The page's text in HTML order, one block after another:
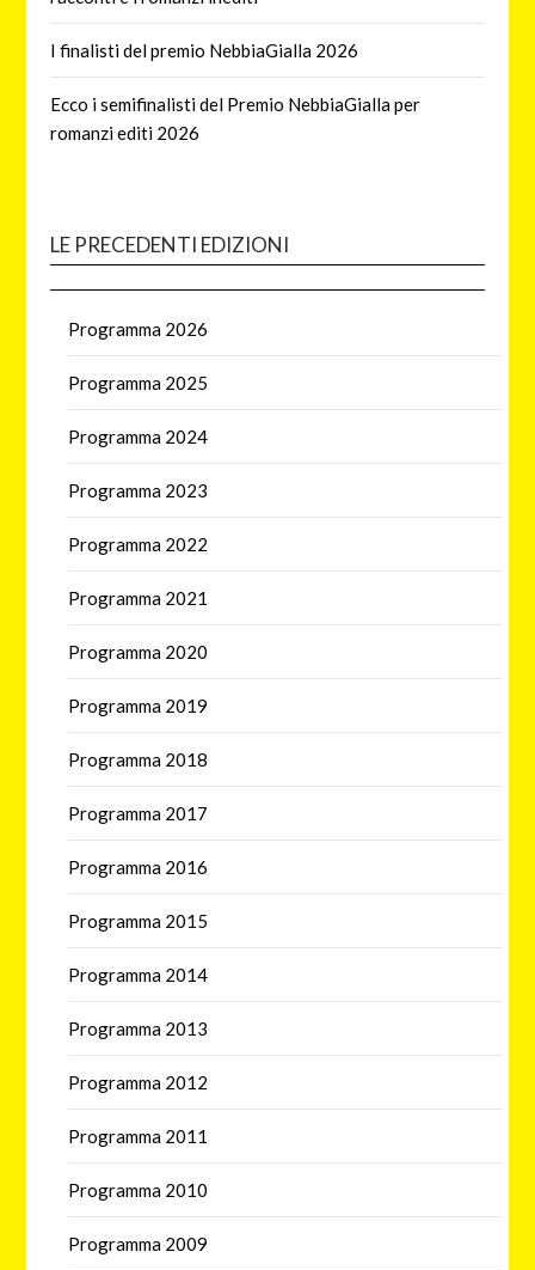
I finalisti del premio NebbiaGialla 2026
Ecco i semifinalisti del Premio NebbiaGialla per
romanzi editi 2026
LE PRECEDENTI EDIZIONI
Programma 2026
Programma 2025
Programma 2024
Programma 2023
Programma 2022
Programma 2021
Programma 2020
Programma 2019
Programma 2018
Programma 2017
Programma 2016
Programma 2015
Programma 2014
Programma 2013
Programma 2012
Programma 2011
Programma 2010
Programma 2009